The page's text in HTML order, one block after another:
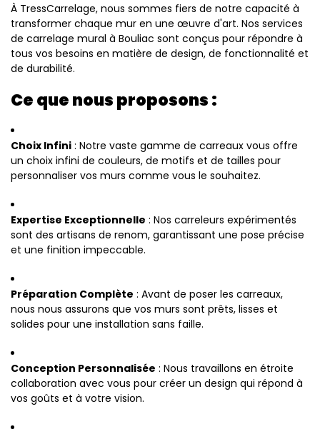
À TressCarrelage, nous sommes fiers de notre capacité à
transformer chaque mur en une œuvre d'art. Nos services
de carrelage mural à Bouliac sont conçus pour répondre à
tous vos besoins en matière de design, de fonctionnalité et
de durabilité.
Ce que nous proposons :
Choix Infini : Notre vaste gamme de carreaux vous offre
un choix infini de couleurs, de motifs et de tailles pour
personnaliser vos murs comme vous le souhaitez.
Expertise Exceptionnelle : Nos carreleurs expérimentés
sont des artisans de renom, garantissant une pose précise
et une finition impeccable.
Préparation Complète : Avant de poser les carreaux,
nous nous assurons que vos murs sont prêts, lisses et
solides pour une installation sans faille.
Conception Personnalisée : Nous travaillons en étroite
collaboration avec vous pour créer un design qui répond à
vos goûts et à votre vision.